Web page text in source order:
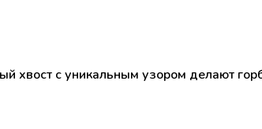
хвост с уникальным узором делают